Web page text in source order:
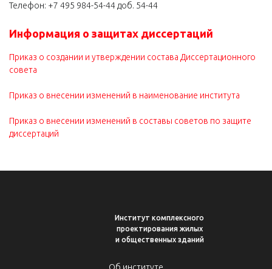
Телефон: +7 495 984-54-44 доб. 54-44
Информация о защитах диссертаций
Приказ о создании и утверждении состава Диссертационного
совета
Приказ о внесении изменений в наименование института
Приказ о внесении изменений в составы советов по защите
диссертаций
Институт комплексного
проектирования жилых
и общественных зданий